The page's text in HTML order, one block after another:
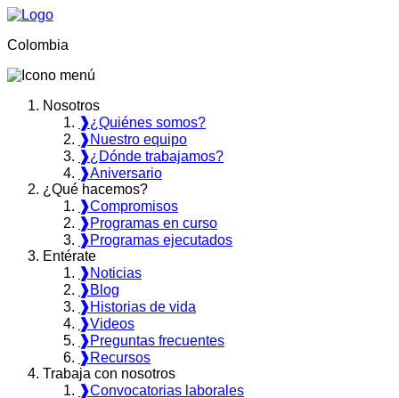
Colombia
Nosotros
❱¿Quiénes somos?
❱Nuestro equipo
❱¿Dónde trabajamos?
❱Aniversario
¿Qué hacemos?
❱Compromisos
❱Programas en curso
❱Programas ejecutados
Entérate
❱Noticias
❱Blog
❱Historias de vida
❱Videos
❱Preguntas frecuentes
❱Recursos
Trabaja con nosotros
❱Convocatorias laborales